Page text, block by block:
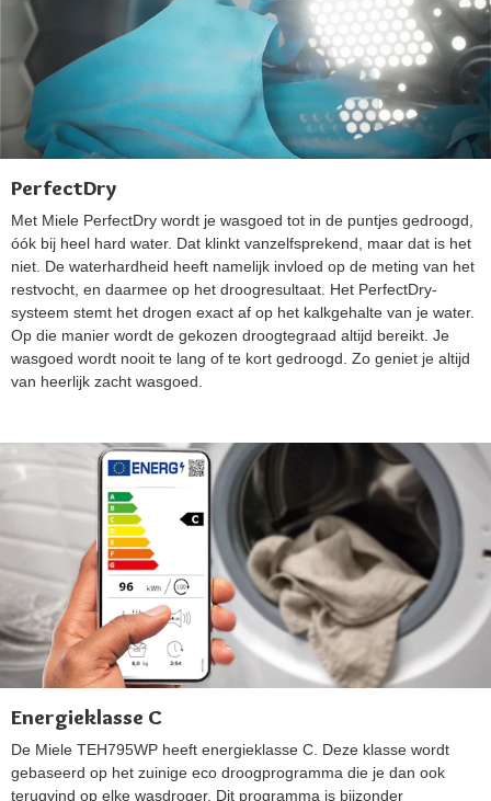
PerfectDry
Met Miele PerfectDry wordt je wasgoed tot in de puntjes gedroogd,
óók bij heel hard water. Dat klinkt vanzelfsprekend, maar dat is het
niet. De waterhardheid heeft namelijk invloed op de meting van het
restvocht, en daarmee op het droogresultaat. Het PerfectDry-
systeem stemt het drogen exact af op het kalkgehalte van je water.
Op die manier wordt de gekozen droogtegraad altijd bereikt. Je
wasgoed wordt nooit te lang of te kort gedroogd. Zo geniet je altijd
van heerlijk zacht wasgoed.
Energieklasse C
De Miele TEH795WP heeft energieklasse C. Deze klasse wordt
gebaseerd op het zuinige eco droogprogramma die je dan ook
terugvind op elke wasdroger. Dit programma is bijzonder